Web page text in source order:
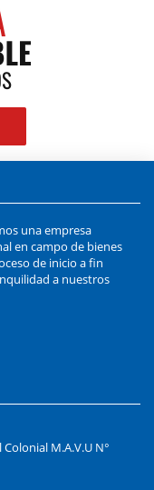
una empresa
en campo de bienes
de inicio a fin
a nuestros
M.A.V.U N°